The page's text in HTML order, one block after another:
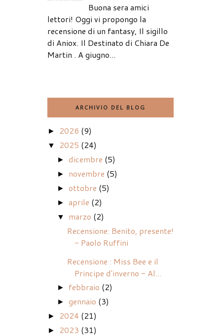
Buona sera amici
lettori! Oggi vi propongo la
recensione di un fantasy, Il sigillo
di Aniox. Il Destinato di Chiara De
Martin . A giugno...
ARCHIVIO DEL BLOG
► 2026 (9)
▼ 2025 (24)
►dicembre (5)
► novembre (5)
►ottobre (5)
►aprile (2)
▼ marzo (2)
Recensione: Benito, presente!
- Paolo Ruffini
Recensione : Miss Bee e il
Principe d'inverno - Al...
► febbraio (2)
►gennaio (3)
► 2024 (21)
► 2023 (31)